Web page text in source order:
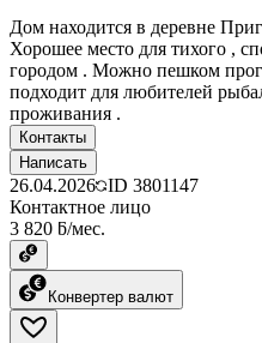
Дом находится в деревне
Хорошее место для тихого ,
городом . Можно пешком
подходит для любителей
проживания .
Контакты
Написать
26.04.2026 ID 3801147
Контактное лицо
3 820 ƃ/мес.
Конвертер валют